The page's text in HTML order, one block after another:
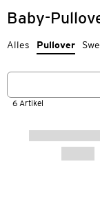
Baby-
Alles Pullover
6 Artikel